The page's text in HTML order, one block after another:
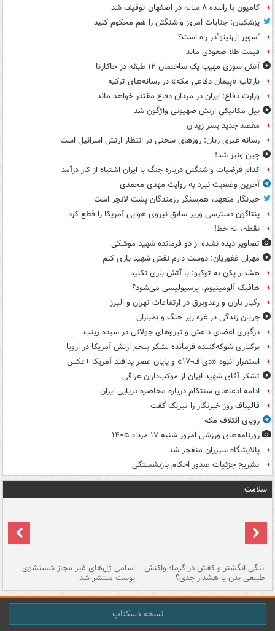
کامیون با راننده ۸ ساله در اصفهان توقیف شد
پزشکیان: جنایات امروز واشنگتن را هم محکوم کنید
"سوپر ال‌نینو"در راه است؟
قیمت طلا صعودی ماند
آتش سوزی مهیب یک ساختمان ۱۲ طبقه در جاکارتا
بازتاب «پیمان دفاعی مکه» در رسانه‌های ترکیه
وزارت دفاع: ایران در میدان دفاع مقتدر خواهد ماند
بیل مکانیکی ارتش صهیونی واژگون شد
مقصد جدید پسر زیدان
رسانه عبری زبان: روزهای سختی در انتظار ارتش اسرائیل است
چین ونیز شد!
کدام فرضیات واشنگتن درباره جنگ با ایران اشتباه از کار درآمد
آخرین وضعیت نبرد به روایت مهدی محمدی
خبرنگار متعهد، هم‌سنگر رزمندگان پشت لانچر است
پنتاگون دسترسی وزیر سابق نیروی هوایی آمریکا را قطع کرد
نقطه، ته خط!
تصاویر دیده‌ نشده از دو فرمانده شهید موشکی
مهران غفوریان: دوست دارم نقش شهید بازی کنم
هشدار پکن به توکیو: با آتش بازی نکنید
هافبک آلومینیوم، پرسپولیسی می‌شود؟
رگبار باران و رعدوبرق در ارتفاعات تهران و البرز
جریان زندگی در غزه زیر جنگ و بمباران
درگیری اعضای داعش و نیروهای جولانی در سیده زینب
برکناری شوکه‌کننده فرمانده لشکر پنجم ارتش آمریکا در اروپا
استقرار انبوه «دی‌اف‑۱۷» و پایان عصر پدافند آمریکا +عکس
تشکر آقای شهید ایران از موکب‌داران عراقی
ادامه ادعاهای سنتکام درباره محاصره دریایی ایران
قالیباف روز خبرنگار را تبریک گفت
رویای ائتلاف مکه
روزنامه‌های ورزشی امروز ‌شنبه ۱۷ مرداد ۱۴۰۵
پالایشگاه سیزران منفجر شد
تشریح جزئیات صدور احکام بازنشستگی
سلامت
تنگی انگشتر و کفش در گرما؛ واکنش
طبیعی بدن یا هشدار جدی؟
اسامی ژل‌های غیر مجاز شستشوی
پوست منتشر شد
نسخه دسکتاپ